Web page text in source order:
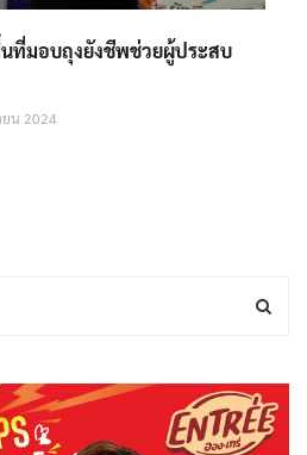
ที่มอบถุงยังชีพช่วยผู้ประสบ
น 2024